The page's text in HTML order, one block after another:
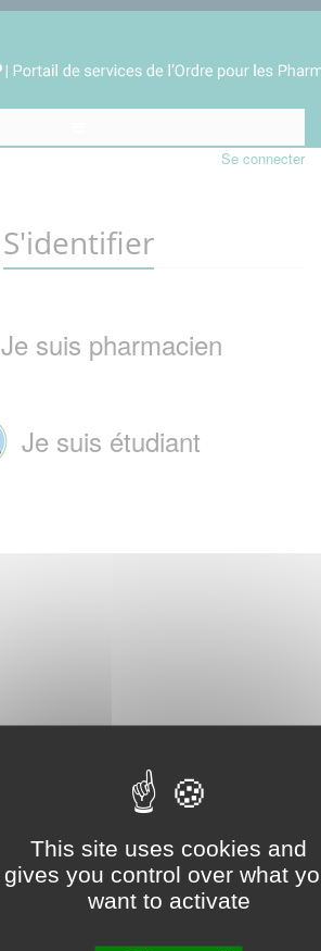
This site uses cookies and
gives you control over what
want to activate
Se connecter
S'identifier
Je suis pharmacien
Je suis étudiant